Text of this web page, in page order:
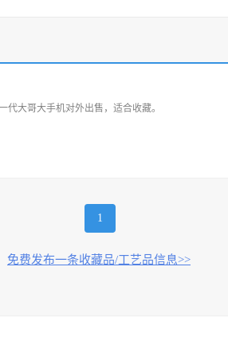
代大哥大手机对外出售，适合收藏。
1
免费发布一条收藏品/工艺品信息>>